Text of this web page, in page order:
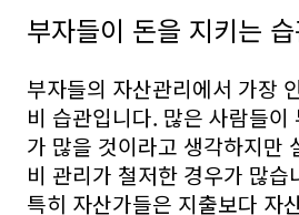
부자들이 돈을 지키는
부자들의 자산관리에서 가장
비 습관입니다. 많은 사람들이
가 많을 것이라고 생각하지만
비 관리가 철저한 경우가 많습
특히 자산가들은 지출보다 자